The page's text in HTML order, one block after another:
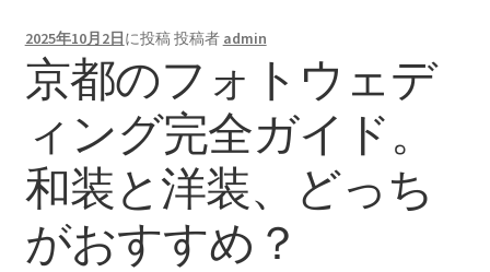
ッ
プ
記事一覧
引き出物で差をつけよう
結婚式場
京都結婚式場
2025年10月2日に投稿投稿者 admin
京都のフォトウェデ
ィング完全ガイド。
和装と洋装、どっち
がおすすめ？